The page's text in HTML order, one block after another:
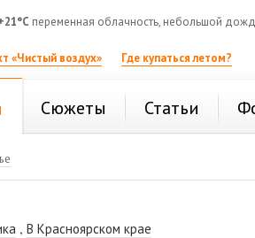
переменная облачность, небольшой
«Чистый воздух» Где купаться летом?
Сюжеты Статьи
,В Красноярском крае